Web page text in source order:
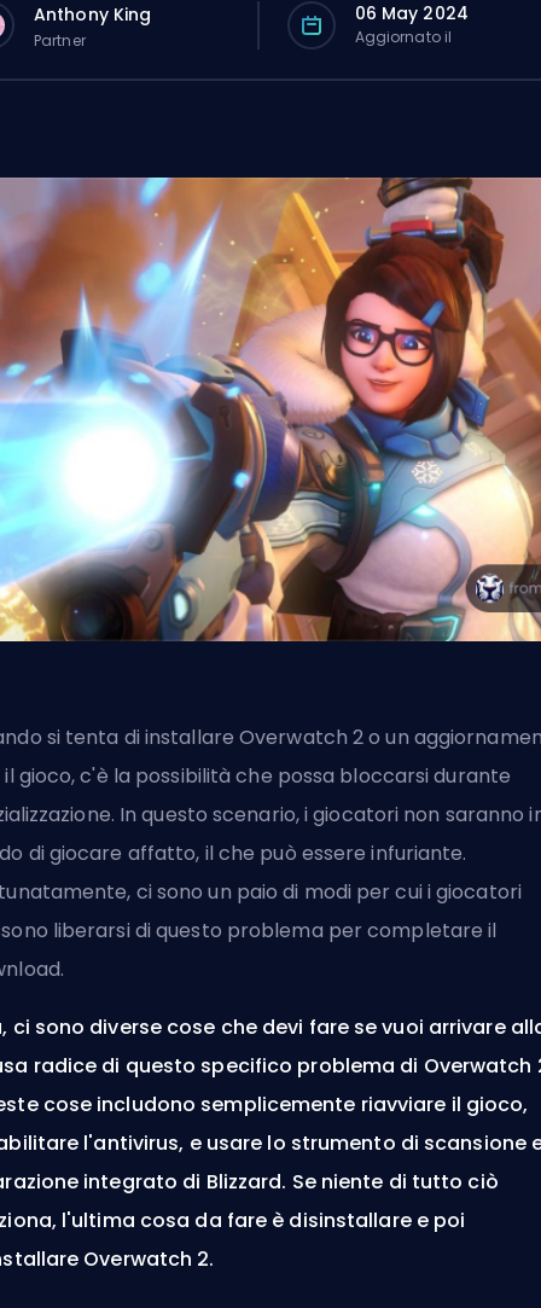
Anthony King
Partner
06 May 2024
Aggiornato il
si tenta di installare Overwatch 2 o un
gioco, c'è la possibilità che possa bloccarsi durante
In questo scenario, i giocatori non saranno
di giocare affatto, il che può essere infuriante.
ci sono un paio di modi per cui i giocatori
liberarsi di questo problema per completare il
ci sono diverse cose che devi fare se vuoi arrivare
radice di questo specifico problema di Overwatch
cose includono semplicemente riavviare il gioco,
l'antivirus, e usare lo strumento di scansione
integrato di Blizzard. Se niente di tutto ciò
l'ultima cosa da fare è disinstallare e poi
Overwatch 2.